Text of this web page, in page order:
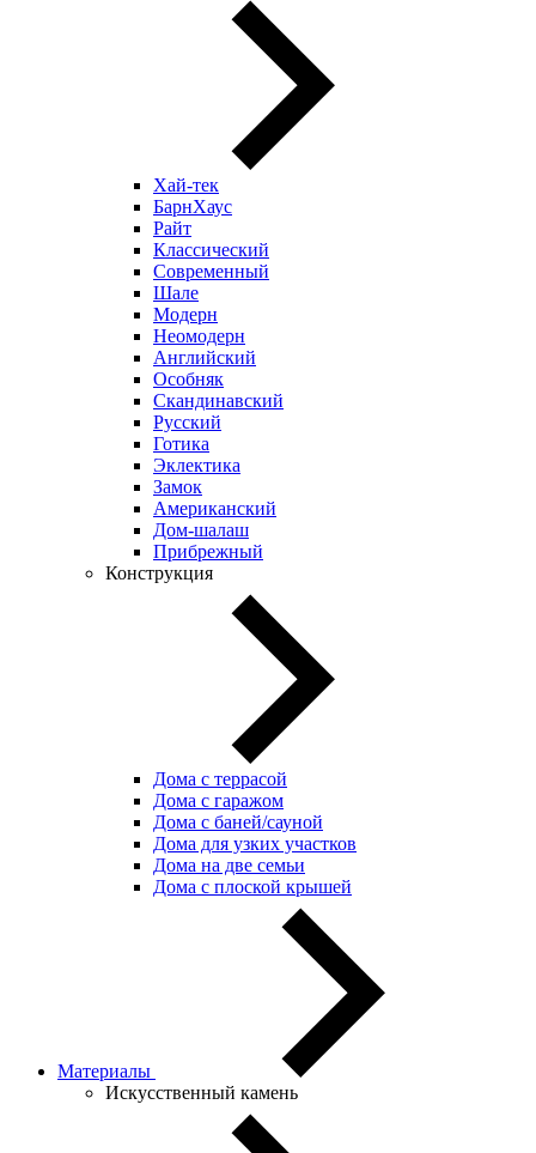
Хай-тек
БарнХаус
Райт
Классический
Современный
Шале
Модерн
Неомодерн
Английский
Особняк
Скандинавский
Русский
Готика
Эклектика
Замок
Американский
Дом-шалаш
Прибрежный
Конструкция
Дома с террасой
Дома с гаражом
Дома с баней/сауной
Дома для узких участков
Дома на две семьи
Дома с плоской крышей
Материалы
Искусственный камень